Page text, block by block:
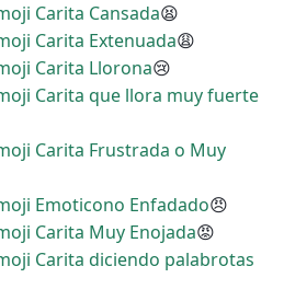
Carita Cansada😫
Carita Extenuada😩
Carita Llorona😢
Carita que llora muy fuerte
Carita Frustrada o Muy
Emoticono Enfadado😠
Carita Muy Enojada😡
Carita diciendo palabrotas